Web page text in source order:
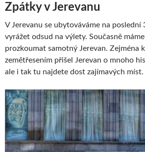
Zpátky v Jerevanu
V Jerevanu se ubytováváme na poslední
vyrážet odsud na výlety. Současně
prozkoumat samotný Jerevan. Zejména
zemětřesením přišel Jerevan o mnoho
ale i tak tu najdete dost zajímavých míst.